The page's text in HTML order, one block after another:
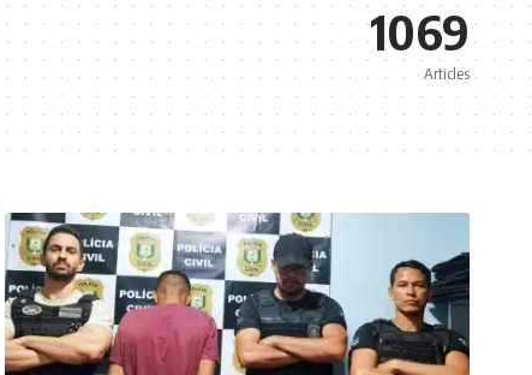
1069
Articles